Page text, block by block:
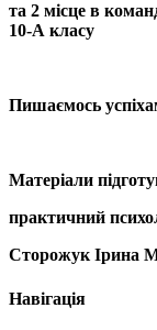
та 2 місце в
10-А класу
Пишаємось
Матеріали
практичний
Сторожук Ірина
Навігація